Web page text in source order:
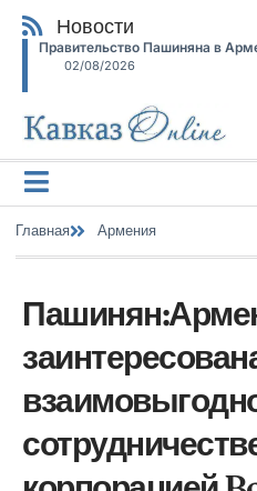
Новости
Правительство Пашиняна в
02/08/2026
Главная Армения